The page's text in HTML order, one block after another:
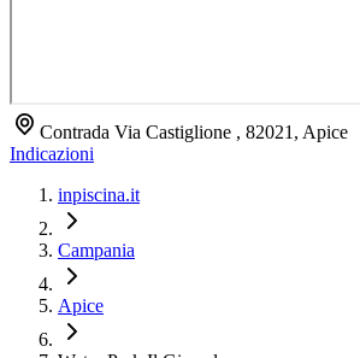
Contrada Via Castiglione , 82021, Apice
Indicazioni
inpiscina.it
Campania
Apice